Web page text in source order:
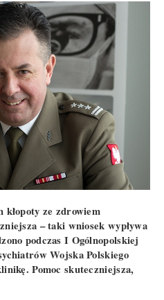
kłopoty ze zdrowiem
– taki wniosek wypływa
podczas I Ogólnopolskiej
Wojska Polskiego
Pomoc skuteczniejsza,